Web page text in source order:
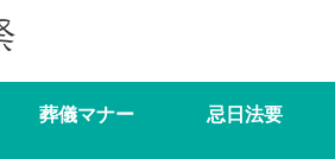
葬儀マナー 忌日法要